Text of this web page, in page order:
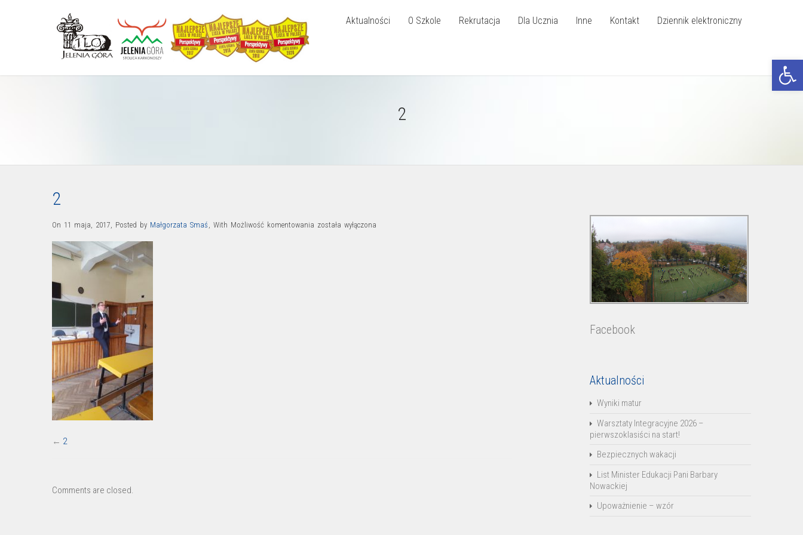
Otwórz
Aktualności O Szkole Rekrutacja Dla Ucznia Inne Kontakt Dziennik elektroniczny
2
2
On 11 maja, 2017, Posted by Małgorzata Smaś , With Możliwość komentowania 2została wyłączona
← 2
Comments are closed.
Facebook
Aktualności
Wyniki matur
Warsztaty Integracyjne 2026 –
pierwszoklasiści na start!
Bezpiecznych wakacji
List Minister Edukacji Pani Barbary
Nowackiej
Upoważnienie – wzór